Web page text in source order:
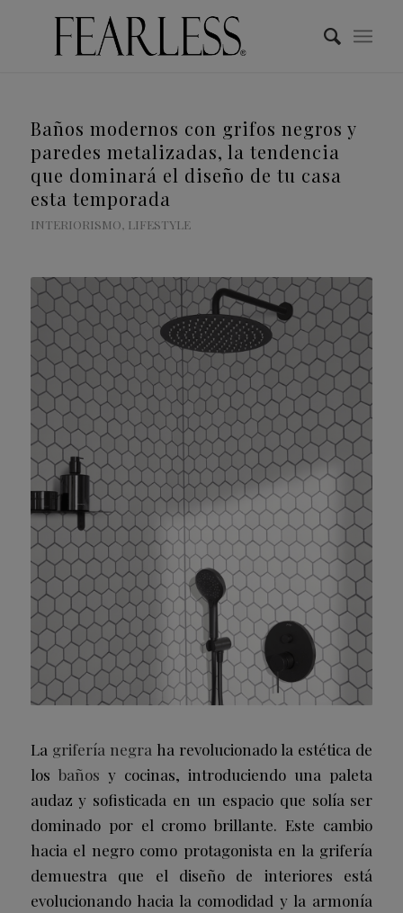
Baños modernos con grifos negros y
paredes metalizadas, la tendencia
que dominará el diseño de tu casa
esta temporada
INTERIORISMO, LIFESTYLE
La grifería negra ha revolucionado la estética de
los baños y cocinas, introduciendo una paleta
audaz y sofisticada en un espacio que solía ser
dominado por el cromo brillante. Este cambio
hacia el negro como protagonista en la grifería
demuestra que el diseño de interiores está
evolucionando hacia la comodidad y la armonía